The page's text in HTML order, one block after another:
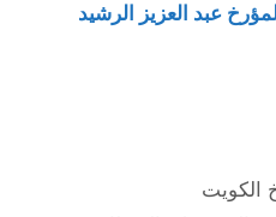
عبد العزيز الرشيد
الكويت